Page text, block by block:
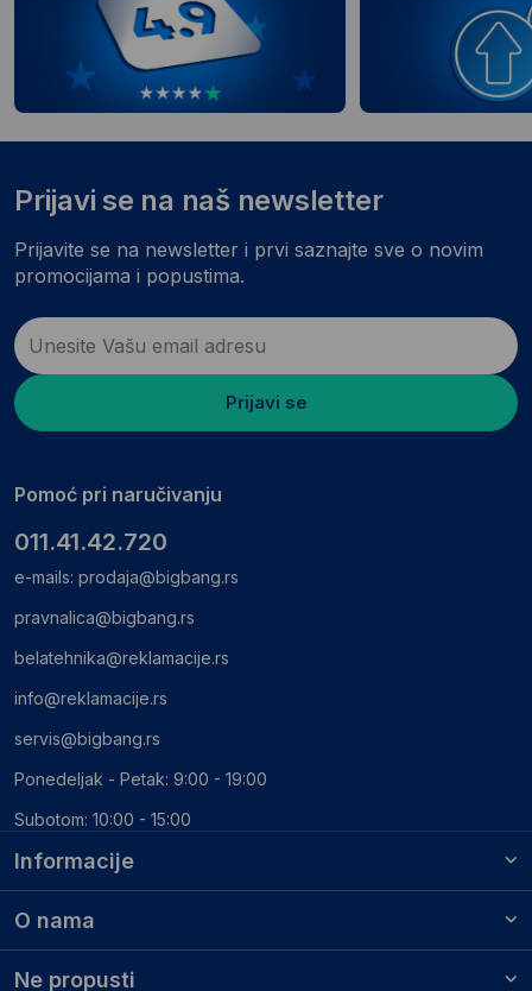
Informacije
O nama
Ne propusti
Prijavi se na naš newsletter
Prijavite se na newsletter i prvi saznajte sve o novim
promocijama i popustima.
Prijavi se
Pomoć pri naručivanju
011.41.42.720
e-mails: prodaja@bigbang.rs
pravnalica@bigbang.rs
belatehnika@reklamacije.rs
info@reklamacije.rs
servis@bigbang.rs
Ponedeljak - Petak: 9:00 - 19:00
Subotom: 10:00 - 15:00